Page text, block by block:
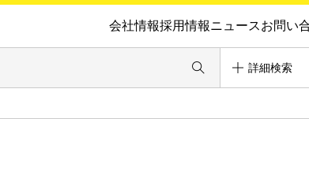
会社情報採用情報ニュースお問い
詳細検索